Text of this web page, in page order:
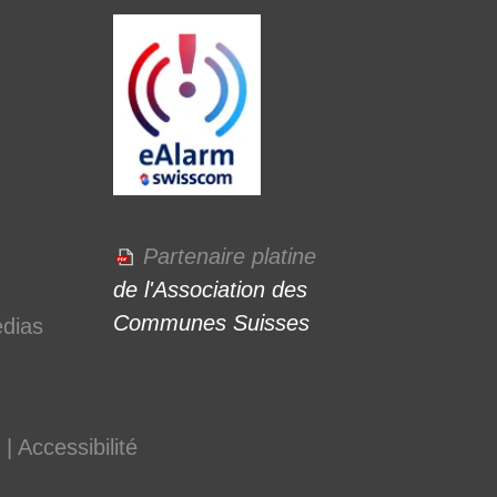
Partenaire platine
de l'Association des
Communes Suisses
Accessibilité